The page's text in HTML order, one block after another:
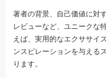
著者の背景、自己価値に対
レビューなど、ユニークな
えば、実用的なエクササイ
ンスピレーションを与える
ります。